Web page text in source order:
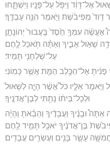
אֶל־דָּוִ֔ד וַיִּפֹּ֥ל עַל־פָּנָ֖יו וַיִּשְׁתָּ֑חוּ
דָּוִד֙ מְפִיבֹ֔שֶׁת וַיֹּ֖אמֶר הִנֵּ֥ה עַבְדֶּֽךָ׃
אֶעֱשֶׂ֨ה עִמְּךָ֥ חֶ֙סֶד֙ בַּֽעֲבוּר֙ יְהוֹנָתָ֣ן
שָׁא֣וּל אָבִ֑יךָ וְאַתָּ֗ה תֹּ֥אכַל לֶ֛חֶם
עַל־שֻׁלְחָנִ֖י תָּמִֽיד׃
אֶל־הַכֶּ֥לֶב הַמֵּ֖ת אֲשֶׁ֥ר כָּמֽוֹנִי׃
וַיֹּ֣אמֶר אֵלָ֑יו כֹּל֩ אֲשֶׁ֨ר הָיָ֤ה לְשָׁאוּל֙
וּלְכָל־בֵּית֔וֹ נָתַ֖תִּי לְבֶן־אֲדֹנֶֽיךָ׃
וּבָנֶ֨יךָ וַעֲבָדֶ֜יךָ וְהֵבֵ֗אתָ וְהָיָ֨ה
בֶּן־אֲדֹנֶ֔יךָ יֹאכַ֥ל תָּמִ֛יד לֶ֖חֶם
עָשָׂ֛ר בָּנִ֖ים וְעֶשְׂרִ֥ים עֲבָדִֽים׃